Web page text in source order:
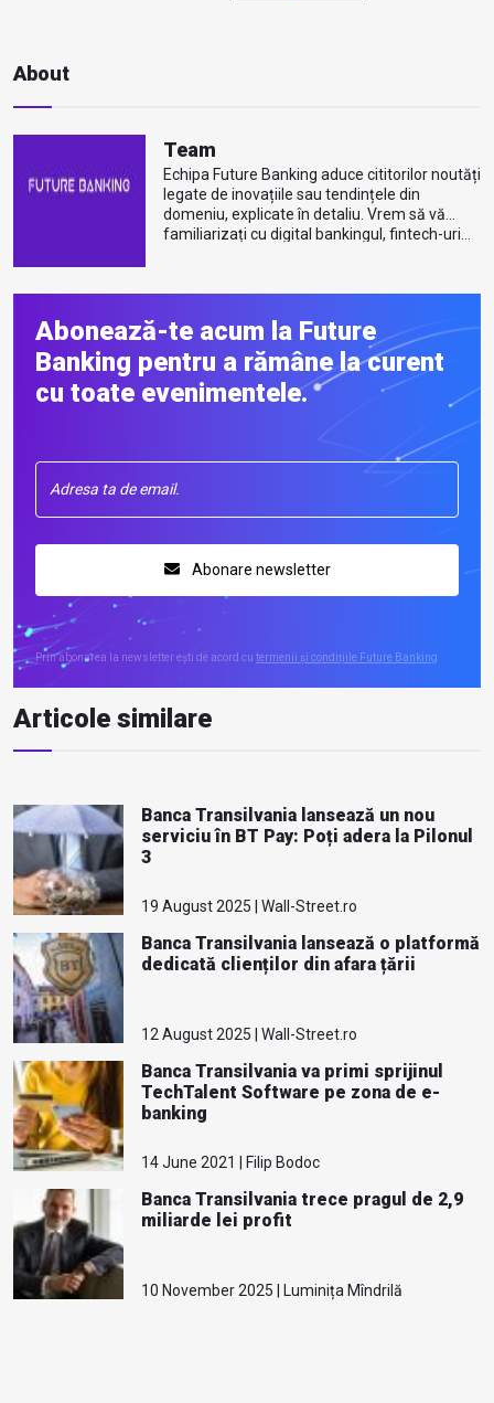
About
Team
Echipa Future Banking aduce cititorilor noutăți
legate de inovațiile sau tendințele din
domeniu, explicate în detaliu. Vrem să vă
familiarizați cu digital bankingul, fintech-uri...
Abonează-te acum la Future
Banking pentru a rămâne la curent
cu toate evenimentele.
Abonare newsletter
Prin abonarea la newsletter ești de acord cu termenii și condițiile Future Banking
Articole similare
Banca Transilvania lansează un nou
serviciu în BT Pay: Poți adera la Pilonul
3
19 August 2025 | Wall-Street.ro
Banca Transilvania lansează o platformă
dedicată clienților din afara țării
12 August 2025 | Wall-Street.ro
Banca Transilvania va primi sprijinul
TechTalent Software pe zona de e-
banking
14 June 2021 | Filip Bodoc
Banca Transilvania trece pragul de 2,9
miliarde lei profit
10 November 2025 | Luminița Mîndrilă